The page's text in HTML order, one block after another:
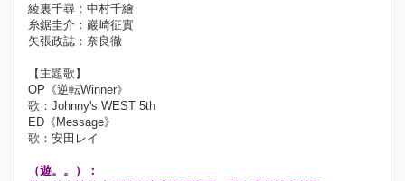
綾裏千尋：中村千繪
糸鋸圭介：巖崎征實
矢張政誌：奈良徹
【主題歌】
OP《逆転Winner》
歌：Johnny's WEST 5th
ED《Message》
歌：安田レイ
（遊。。）：